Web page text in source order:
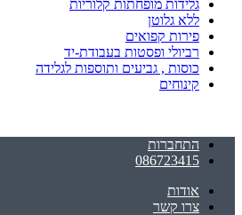
גלידות מופחתות קלוריות
ללא גלוטן
פירות קפואים
רביולי ופסטות בעבודת-יד
כוסות , גביעים ותוספות לגלידה
קינוחים
התחברות
086723415
אודות
צרו קשר